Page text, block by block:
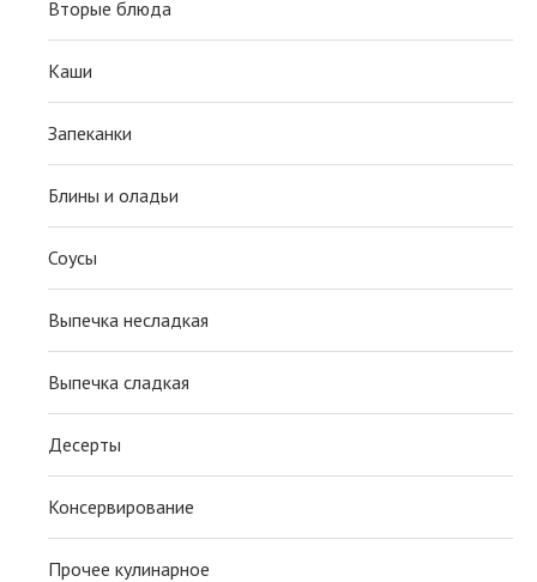
Вторые блюда
Каши
Запеканки
Блины и оладьи
Соусы
Выпечка несладкая
Выпечка сладкая
Десерты
Консервирование
Прочее кулинарное